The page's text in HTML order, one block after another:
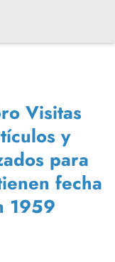
Visitas
y
para
fecha
1959